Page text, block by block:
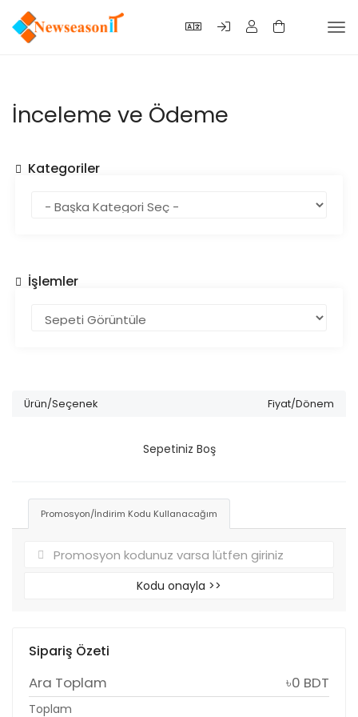
İnceleme ve Ödeme
Kategoriler
İşlemler
Ürün/Seçenek Fiyat/Dönem
Sepetiniz Boş
Promosyon/İndirim Kodu Kullanacağım
Kodu onayla >>
Sipariş Özeti
Ara Toplam ৳0 BDT
Toplam